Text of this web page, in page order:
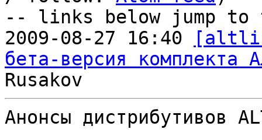
-- links below jump to
2009-08-27 16:40
бета-версия комплекта
Анонсы дистрибутивов